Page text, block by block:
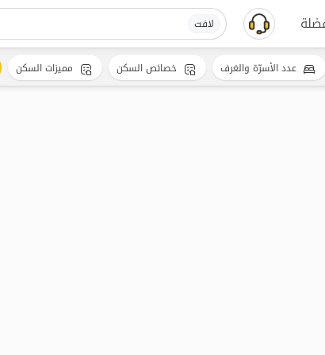
لافت
عدد الأسرّة والغرف خصائص السكن مميزات السكن